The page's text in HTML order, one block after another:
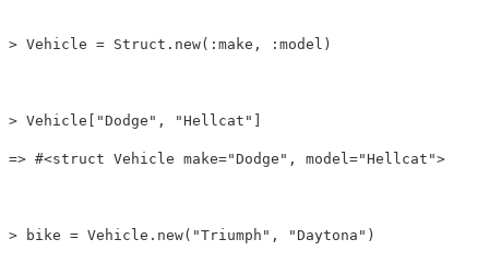
> Vehicle = Struct . new( :make , :model )
> Vehicle "Dodge" , "Hellcat"
=> #<struct Vehicle make="Dodge", model="Hellcat">
> bike = Vehicle . new( "Triumph" , "Daytona" )